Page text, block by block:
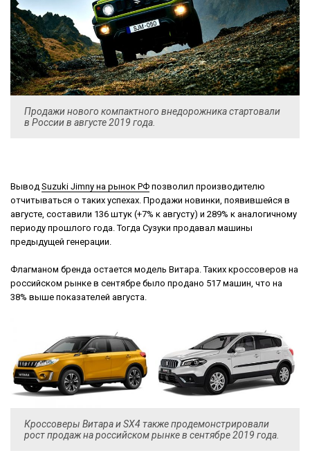
Продажи нового компактного внедорожника стартовали
в России в августе 2019 года.
Вывод Suzuki Jimny на рынок РФ позволил производителю
отчитываться о таких успехах. Продажи новинки, появившейся в
августе, составили 136 штук (+7% к августу) и 289% к аналогичному
периоду прошлого года. Тогда Сузуки продавал машины
предыдущей генерации.
Флагманом бренда остается модель Витара. Таких кроссоверов на
российском рынке в сентябре было продано 517 машин, что на
38% выше показателей августа.
Кроссоверы Витара и SX4 также продемонстрировали
рост продаж на российском рынке в сентябре 2019 года.